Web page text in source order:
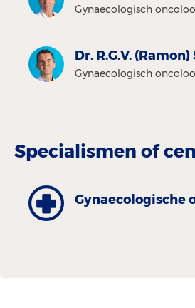
Gynaecologisch
Dr. R.G.V.
Gynaecologisch
Specialismen of
Gynaecologische